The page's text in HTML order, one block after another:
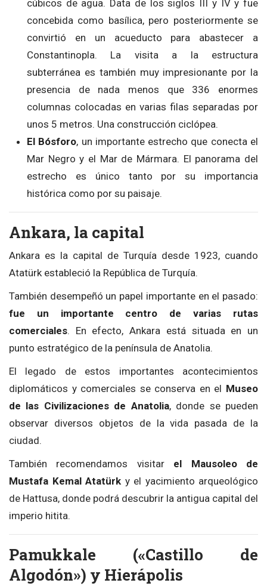
cúbicos de agua. Data de los siglos III y IV y fue
concebida como basílica, pero posteriormente se
convirtió en un acueducto para abastecer a
Constantinopla. La visita a la estructura
subterránea es también muy impresionante por la
presencia de nada menos que 336 enormes
columnas colocadas en varias filas separadas por
unos 5 metros. Una construcción ciclópea.
El Bósforo, un importante estrecho que conecta el
Mar Negro y el Mar de Mármara. El panorama del
estrecho es único tanto por su importancia
histórica como por su paisaje.
Ankara, la capital
Ankara es la capital de Turquía desde 1923, cuando
Atatürk estableció la República de Turquía.
También desempeñó un papel importante en el pasado:
fue un importante centro de varias rutas
comerciales. En efecto, Ankara está situada en un
punto estratégico de la península de Anatolia.
El legado de estos importantes acontecimientos
diplomáticos y comerciales se conserva en el Museo
de las Civilizaciones de Anatolia, donde se pueden
observar diversos objetos de la vida pasada de la
ciudad.
También recomendamos visitar el Mausoleo de
Mustafa Kemal Atatürk y el yacimiento arqueológico
de Hattusa, donde podrá descubrir la antigua capital del
imperio hitita.
Pamukkale («Castillo de
Algodón») y Hierápolis